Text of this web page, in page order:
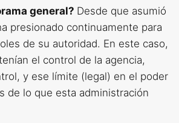
general? Desde que asumió
presionado continuamente para
de su autoridad. En este caso,
el control de la agencia,
y ese límite (legal) en el poder
de lo que esta administración